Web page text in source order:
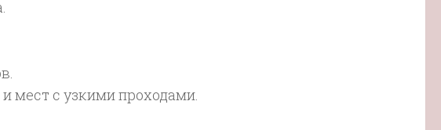
мест с узкими проходами.